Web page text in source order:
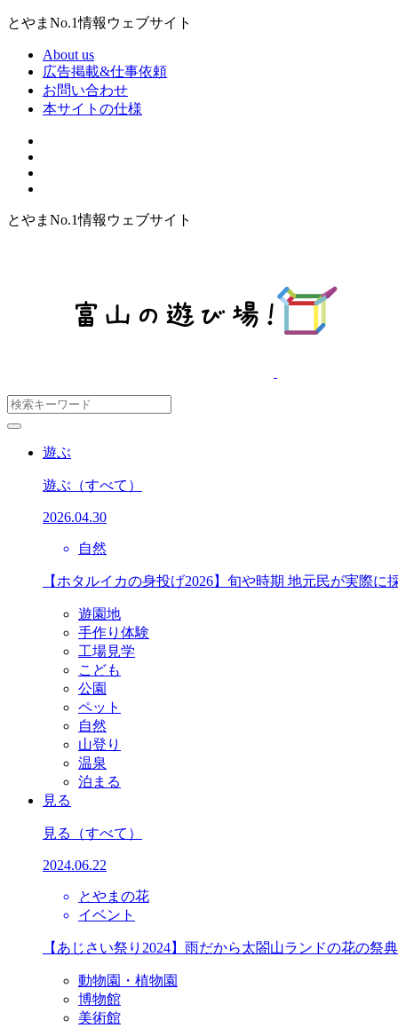
とやまNo.1情報ウェブサイト
About us
広告掲載&仕事依頼
お問い合わせ
本サイトの仕様
とやまNo.1情報ウェブサイト
遊ぶ
遊ぶ （すべて）
2026.04.30
自然
【ホタルイカの身投げ2026】旬や時期 地元民が実際に
遊園地
手作り体験
工場見学
こども
公園
ペット
自然
山登り
温泉
泊まる
見る
見る （すべて）
2024.06.22
とやまの花
イベント
【あじさい祭り2024】雨だから太閤山ランドの花の祭
動物園・植物園
博物館
美術館